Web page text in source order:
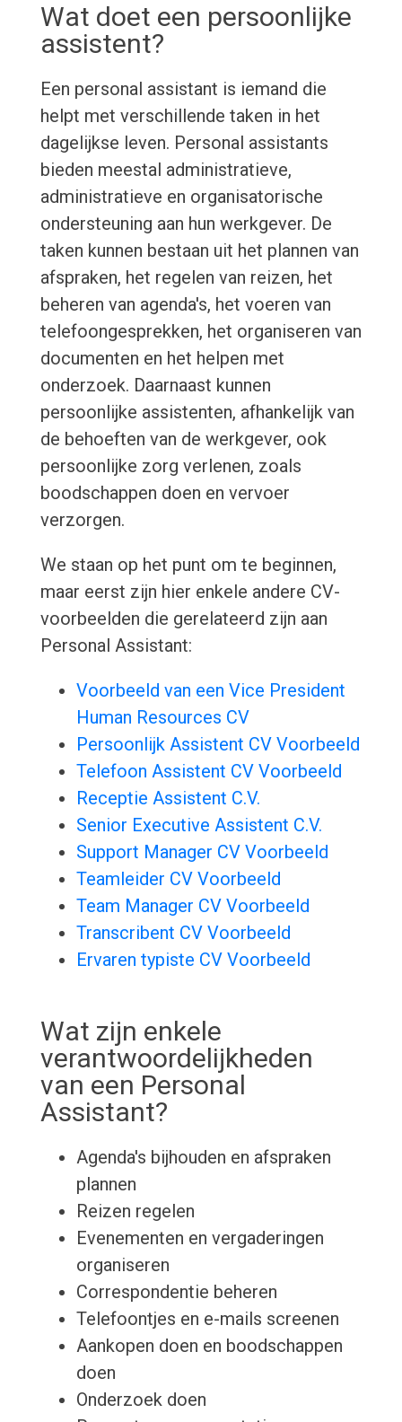
Wat doet een persoonlijke
assistent?
Een personal assistant is iemand die
helpt met verschillende taken in het
dagelijkse leven. Personal assistants
bieden meestal administratieve,
administratieve en organisatorische
ondersteuning aan hun werkgever. De
taken kunnen bestaan uit het plannen van
afspraken, het regelen van reizen, het
beheren van agenda's, het voeren van
telefoongesprekken, het organiseren van
documenten en het helpen met
onderzoek. Daarnaast kunnen
persoonlijke assistenten, afhankelijk van
de behoeften van de werkgever, ook
persoonlijke zorg verlenen, zoals
boodschappen doen en vervoer
verzorgen.
We staan op het punt om te beginnen,
maar eerst zijn hier enkele andere CV-
voorbeelden die gerelateerd zijn aan
Personal Assistant:
Voorbeeld van een Vice President
Human Resources CV
Persoonlijk Assistent CV Voorbeeld
Telefoon Assistent CV Voorbeeld
Receptie Assistent C.V.
Senior Executive Assistent C.V.
Support Manager CV Voorbeeld
Teamleider CV Voorbeeld
Team Manager CV Voorbeeld
Transcribent CV Voorbeeld
Ervaren typiste CV Voorbeeld
Wat zijn enkele
verantwoordelijkheden
van een Personal
Assistant?
Agenda's bijhouden en afspraken
plannen
Reizen regelen
Evenementen en vergaderingen
organiseren
Correspondentie beheren
Telefoontjes en e-mails screenen
Aankopen doen en boodschappen
doen
Onderzoek doen